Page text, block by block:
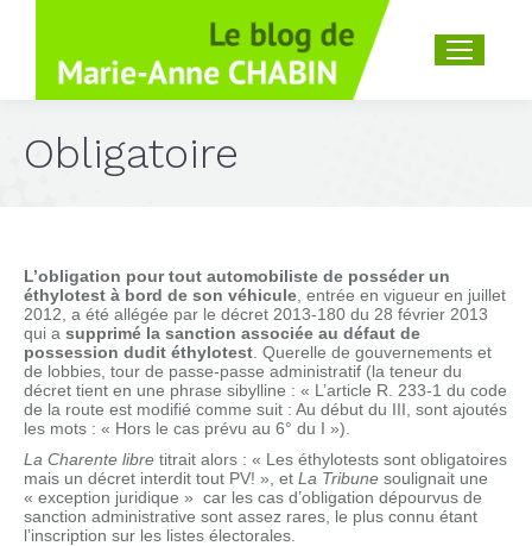
Recherche
Obligatoire
L’obligation pour tout automobiliste de posséder un
éthylotest à bord de son véhicule , entrée en vigueur en juillet
2012, a été allégée par le décret 2013-180 du 28 février 2013
qui a supprimé la sanction associée au défaut de
possession dudit éthylotest . Querelle de gouvernements et
de lobbies, tour de passe-passe administratif (la teneur du
décret tient en une phrase sibylline : « L’article R. 233-1 du code
de la route est modifié comme suit : Au début du III, sont ajoutés
les mots : « Hors le cas prévu au 6° du I »).
La Charente libre titrait alors : « Les éthylotests sont obligatoires
mais un décret interdit tout PV! », et La Tribune soulignait une
« exception juridique » car les cas d’obligation dépourvus de
sanction administrative sont assez rares, le plus connu étant
l’inscription sur les listes électorales.